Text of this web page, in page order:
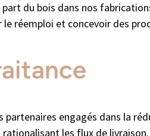
du bois dans nos
le réemploi et concevoir des
partenaires engagés dans la
rationalisant les flux de livraison.